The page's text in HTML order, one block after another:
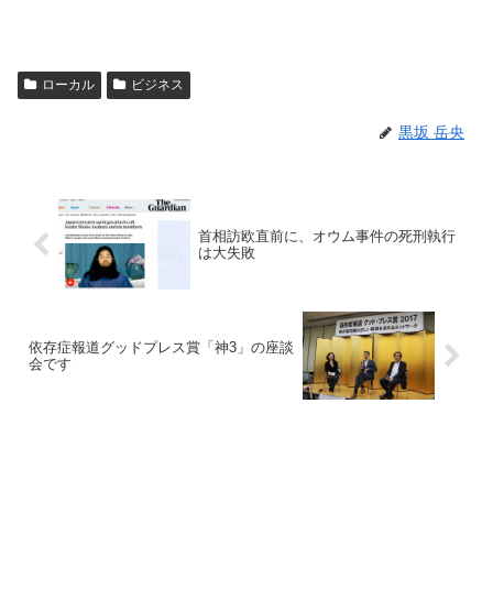
ローカル ビジネス
黒坂 岳央
首相訪欧直前に、オウム事件の死刑執行
は大失敗
依存症報道グッドプレス賞「神3」の座談
会です